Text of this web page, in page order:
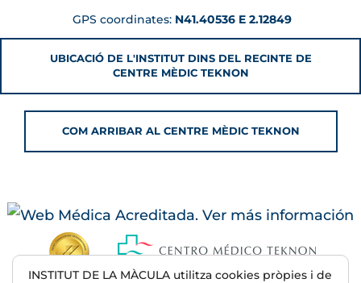
GPS coordinates: N41.40536 E 2.12849
UBICACIÓ DE L'INSTITUT DINS DEL RECINTE DE
CENTRE MÈDIC TEKNON
COM ARRIBAR AL CENTRE MÈDIC TEKNON
INSTITUT DE LA MÀCULA utilitza cookies pròpies i de